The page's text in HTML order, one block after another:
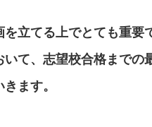
立てる上でとても重要
て、志望校合格までの
ます。